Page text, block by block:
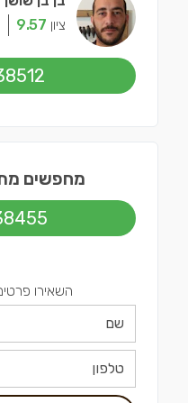
ציון 9.57
מחפשים
השאירו